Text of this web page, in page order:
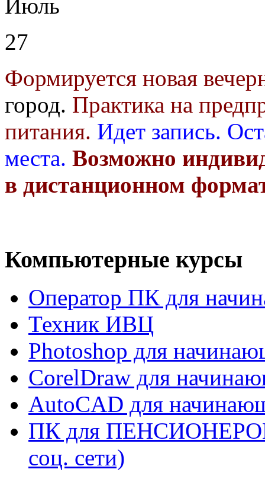
Июль
27
Формируется новая
город. Практика на
питания. Идет запись.
места. Возможно
в дистанционном
Компьютерные курсы
Оператор ПК для
Техник ИВЦ
Photoshop для
CorelDraw для
AutoCAD для
ПК для ПЕНСИОНЕРОВ
соц. сети)